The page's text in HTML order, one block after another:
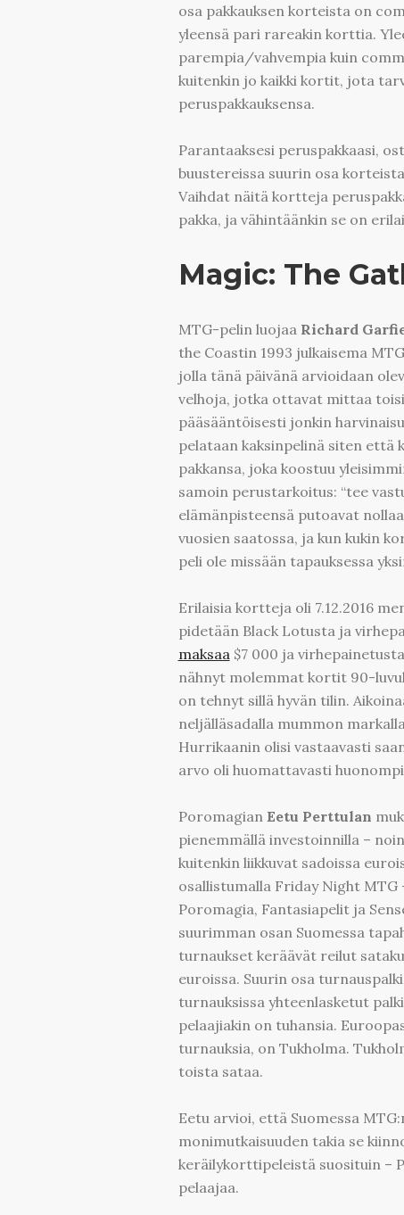
osa pakkauksen korteista on
yleensä pari rareakin korttia.
parempia/vahvempia kuin
kuitenkin jo kaikki kortit, jota
peruspakkauksensa.
Parantaaksesi peruspakkaasi,
buustereissa suurin osa
Vaihdat näitä kortteja
pakka, ja vähintäänkin se on
Magic: The
MTG-pelin luojaa Richard
the Coastin 1993 julkaisema
jolla tänä päivänä arvioidaan
velhoja, jotka ottavat mittaa
pääsääntöisesti jonkin
pelataan kaksinpelinä siten että
pakkansa, joka koostuu
samoin perustarkoitus: “tee
elämänpisteensä putoavat
vuosien saatossa, ja kun kukin
peli ole missään tapauksessa
Erilaisia kortteja oli 7.12.2016
pidetään Black Lotusta ja
maksaa $7 000 ja
nähnyt molemmat kortit 90-
on tehnyt sillä hyvän tilin.
neljälläsadalla mummon
Hurrikaanin olisi vastaavasti
arvo oli huomattavasti
Poromagian Eetu Perttulan
pienemmällä investoinnilla –
kuitenkin liikkuvat sadoissa
osallistumalla Friday Night
Poromagia, Fantasiapelit ja
suurimman osan Suomessa
turnaukset keräävät reilut
euroissa. Suurin osa
turnauksissa yhteenlasketut
pelaajiakin on tuhansia.
turnauksia, on Tukholma.
toista sataa.
Eetu arvioi, että Suomessa
monimutkaisuuden takia se
keräilykorttipeleistä suosituin –
pelaajaa.